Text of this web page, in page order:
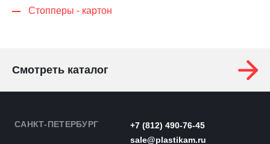
Стопперы - картон
Смотреть каталог
САНКТ-ПЕТЕРБУРГ
+7 (812) 490-76-45
sale@plastikam.ru